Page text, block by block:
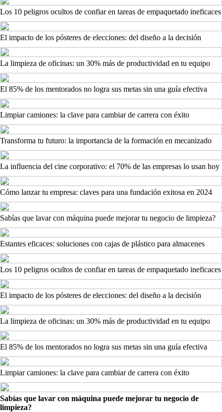
Los 10 peligros ocultos de confiar en tareas de empaquetado ineficaces
El impacto de los pósteres de elecciones: del diseño a la decisión
La limpieza de oficinas: un 30% más de productividad en tu equipo
El 85% de los mentorados no logra sus metas sin una guía efectiva
Limpiar camiones: la clave para cambiar de carrera con éxito
Transforma tu futuro: la importancia de la formación en mecanizado
La influencia del cine corporativo: el 70% de las empresas lo usan hoy
Cómo lanzar tu empresa: claves para una fundación exitosa en 2024
Sabías que lavar con máquina puede mejorar tu negocio de limpieza?
Estantes eficaces: soluciones con cajas de plástico para almacenes
Los 10 peligros ocultos de confiar en tareas de empaquetado ineficaces
El impacto de los pósteres de elecciones: del diseño a la decisión
La limpieza de oficinas: un 30% más de productividad en tu equipo
El 85% de los mentorados no logra sus metas sin una guía efectiva
Limpiar camiones: la clave para cambiar de carrera con éxito
Sabías que lavar con máquina puede mejorar tu negocio de
limpieza?